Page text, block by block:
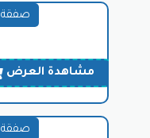
صفقة
مشاهدة العرض
صفقة